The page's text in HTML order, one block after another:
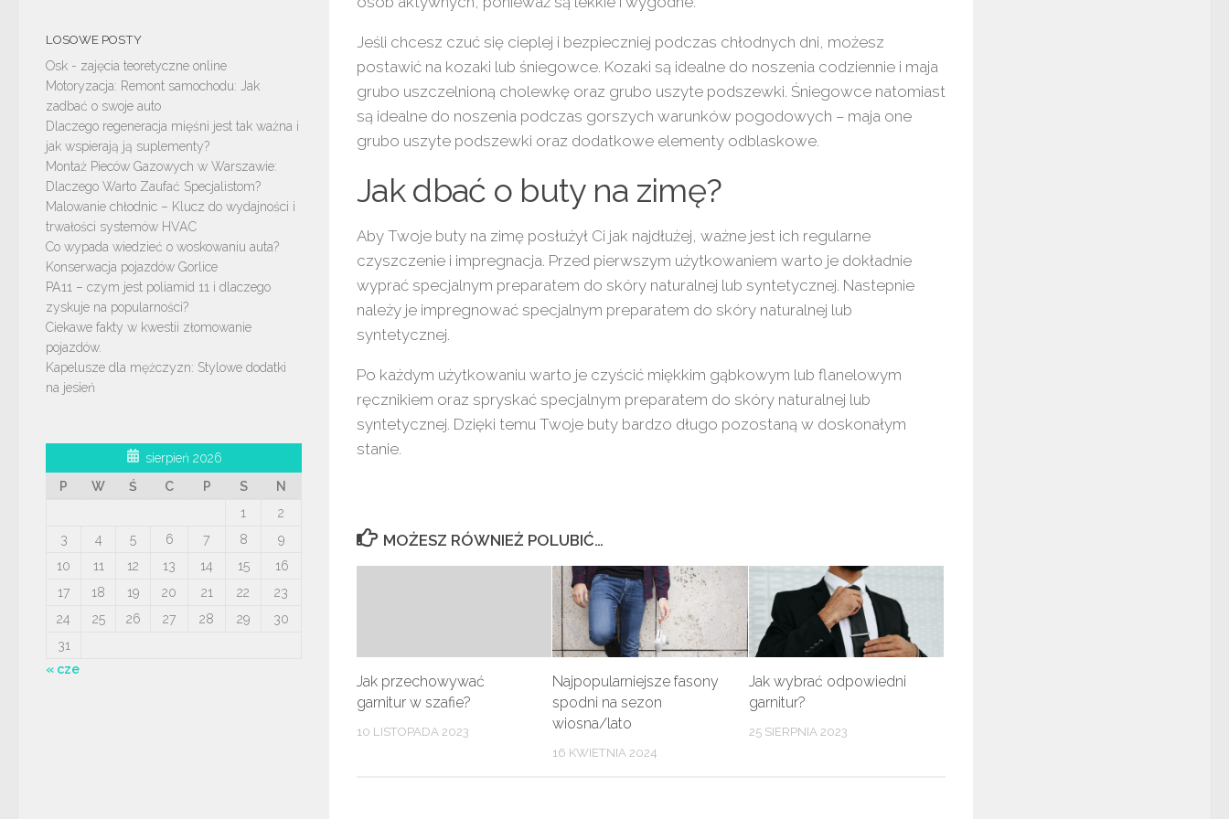
Jeśli chcesz czuć się cieplej i bezpieczniej podczas chłodnych dni, możesz
postawić na kozaki lub śniegowce. Kozaki są idealne do noszenia codziennie i maja
grubo uszczelnioną cholewkę oraz grubo uszyte podszewki. Śniegowce natomiast
są idealne do noszenia podczas gorszych warunków pogodowych – maja one
grubo uszyte podszewki oraz dodatkowe elementy odblaskowe.
Jak dbać o buty na zimę?
Aby Twoje buty na zimę posłużył Ci jak najdłużej, ważne jest ich regularne
czyszczenie i impregnacja. Przed pierwszym użytkowaniem warto je dokładnie
wyprać specjalnym preparatem do skóry naturalnej lub syntetycznej. Nastepnie
należy je impregnować specjalnym preparatem do skóry naturalnej lub
syntetycznej.
Po każdym użytkowaniu warto je czyścić miękkim gąbkowym lub flanelowym
ręcznikiem oraz spryskać specjalnym preparatem do skóry naturalnej lub
syntetycznej. Dzięki temu Twoje buty bardzo długo pozostaną w doskonałym
stanie.
MOŻESZ RÓWNIEŻ POLUBIĆ…
Jak przechowywać
garnitur w szafie?
10 LISTOPADA 2023
Najpopularniejsze fasony
spodni na sezon
wiosna/lato
16 KWIETNIA 2024
Jak wybrać odpowiedni
garnitur?
25 SIERPNIA 2023
LOSOWE POSTY
Osk - zajęcia teoretyczne online
Motoryzacja: Remont samochodu: Jak
zadbać o swoje auto
Dlaczego regeneracja mięśni jest tak ważna i
jak wspierają ją suplementy?
Montaż Pieców Gazowych w Warszawie:
Dlaczego Warto Zaufać Specjalistom?
Malowanie chłodnic – Klucz do wydajności i
trwałości systemów HVAC
Co wypada wiedzieć o woskowaniu auta?
Konserwacja pojazdów Gorlice
PA11 – czym jest poliamid 11 i dlaczego
zyskuje na popularności?
Ciekawe fakty w kwestii złomowanie
pojazdów.
Kapelusze dla mężczyzn: Stylowe dodatki
na jesień
sierpień 2026
P
W Ś C P S
N
1
2
3
4 5 6 7 8
9
10
11 12 13 14 15
16
17
18 19 20 21 22
23
24
25 26 27 28 29
30
31
« cze